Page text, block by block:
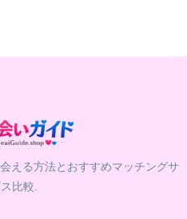
える方法とおすすめマッチングサ
比較.